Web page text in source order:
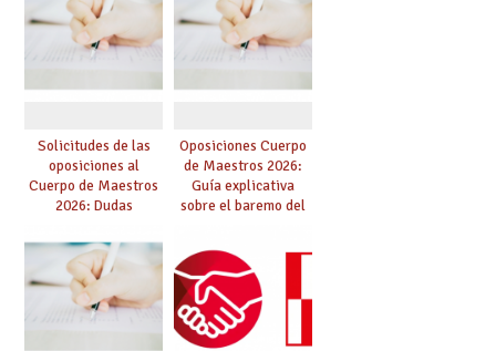
Solicitudes de las
oposiciones al
Cuerpo de Maestros
2026: Dudas
aclaraciones,
consejos y errores al
realizar la solicitud
Oposiciones Cuerpo
de Maestros 2026:
Guía explicativa
sobre el baremo del